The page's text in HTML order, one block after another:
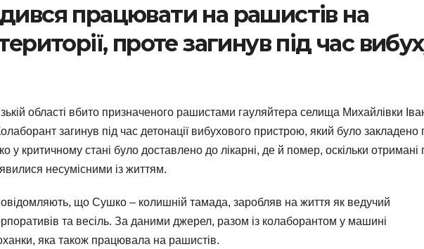
працювати на рашистів на
проте загинув під час
області вбито призначеного рашистами гауляйтера селища Михайлівки
загинув під час детонації вибухового пристрою, який було закладено
у критичному стані було доставлено до лікарні, де й помер, оскільки отримані
несумісними із життям.
що Сушко – колишній тамада, заробляв на життя як ведучий
та весіль. За даними джерел, разом із колаборантом у машині
яка також працювала на рашистів.